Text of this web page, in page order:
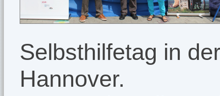
Selbsthilfetag in
Hannover.